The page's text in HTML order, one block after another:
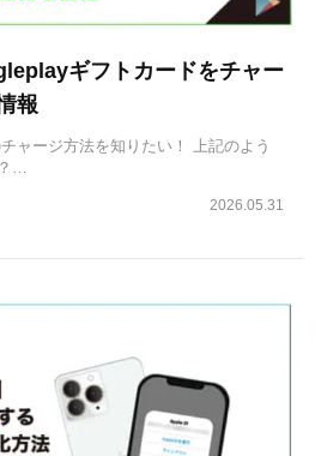
ギフトカードをチャー
報
ャージ方法を知りたい！ 上記のよう
…
2026.05.31